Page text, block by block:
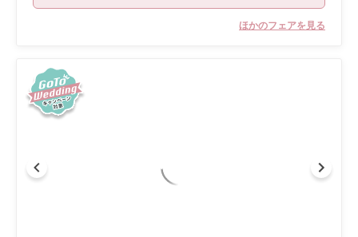
ほかのフェアを見る